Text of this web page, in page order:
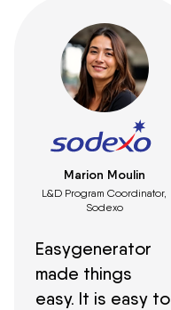
Marion Moulin
L&D Program Coordinator,
Sodexo
Easygenerator
made things
easy. It is easy to